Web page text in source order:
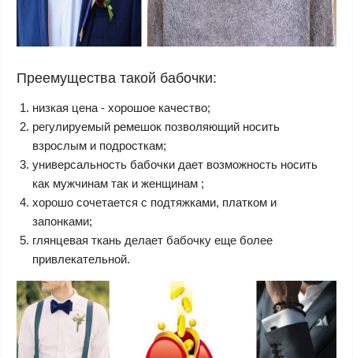
Преемущества такой бабочки:
низкая цена - хорошое качество;
регулируемый ремешок позволяющий носить
взрослым и подросткам;
универсальность бабочки дает возможность носить
как мужчинам так и женщинам ;
хорошо сочетается с подтяжками, платком и
запонками;
глянцевая ткань делает бабочку еще более
привлекательной.